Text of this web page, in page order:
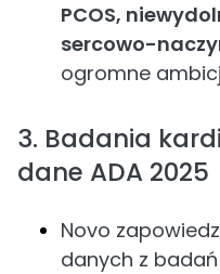
PCOS,
sercowo-
ogromne
3. Badania
dane ADA 2025
Novo
danych z